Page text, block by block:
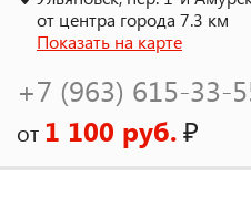
от центра города 7.3 км
Показать на карте
+7 (963) 615-33-
от 1 100 руб.₽